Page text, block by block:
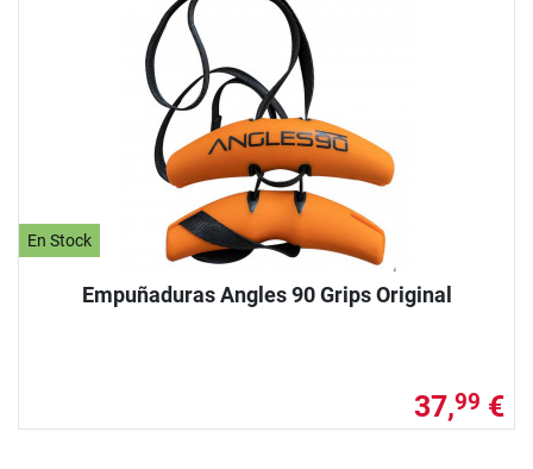
En Stock
Empuñaduras Angles 90 Grips Original
37,99 €